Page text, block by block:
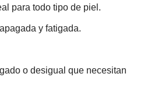
para todo tipo de piel.
y fatigada.
o desigual que necesitan